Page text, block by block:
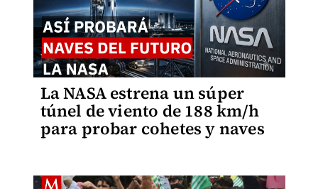
La NASA estrena un súper
túnel de viento de 188 km/h
para probar cohetes y naves